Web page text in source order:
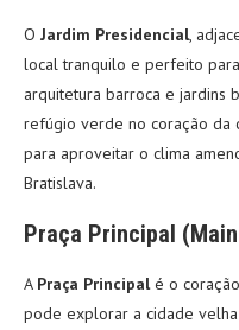
O Jardim Presidencial,
local tranquilo e perfeito
arquitetura barroca e jardins
refúgio verde no coração da
para aproveitar o clima
Bratislava.
Praça Principal
A Praça Principalé o
pode explorar a cidade